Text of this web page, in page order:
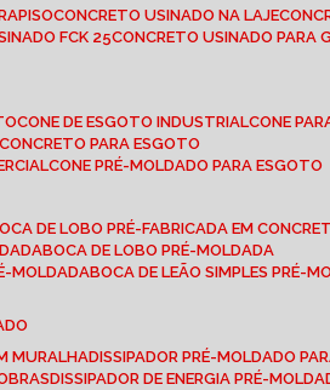
CONCRETO USINADO NA LAJE
FCK 25
CONCRETO USINADO PARA
CONE DE ESGOTO INDUSTRIAL CONE
CONCRETO PARA ESGOTO
CONE PRÉ-MOLDADO PARA ESGOTO
BOCA DE LOBO PRÉ-FABRICADA EM
BOCA DE LOBO PRÉ-MOLDADA
MOLDADA BOCA DE LEÃO SIMPLES PRÉ-
MURALHA DISSIPADOR PRÉ-MOLDADO
DISSIPADOR DE ENERGIA PRÉ-